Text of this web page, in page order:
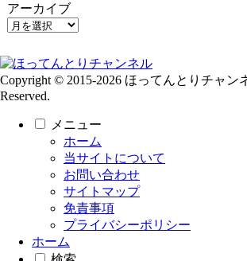
アーカイブ
Copyright © 2015-2026 ほってんとりチャン
Reserved.
メニュー
ホーム
当サイトについて
お問い合わせ
サイトマップ
免責事項
プライバシーポリシー
ホーム